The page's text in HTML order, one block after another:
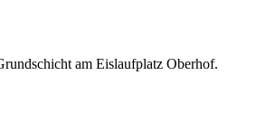
am Eislaufplatz Oberhof.